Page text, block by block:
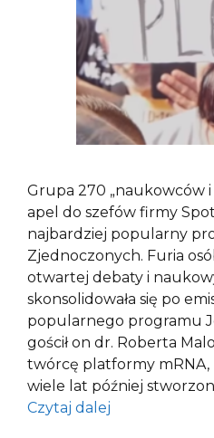
Grupa 270 „naukowców i
apel do szefów firmy
najbardziej popularny
Zjednoczonych. Furia
otwartej debaty i
skonsolidowała się po
popularnego programu
gościł on dr. Roberta
twórcę platformy mRNA,
wiele lat później
Czytaj dalej